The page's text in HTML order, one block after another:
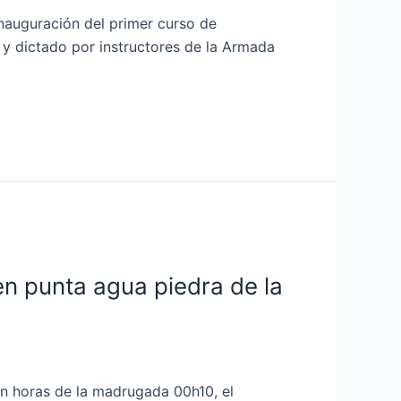
del primer curso de
dictado por instructores de la Armada
punta agua piedra de la
horas de la madrugada 00h10, el